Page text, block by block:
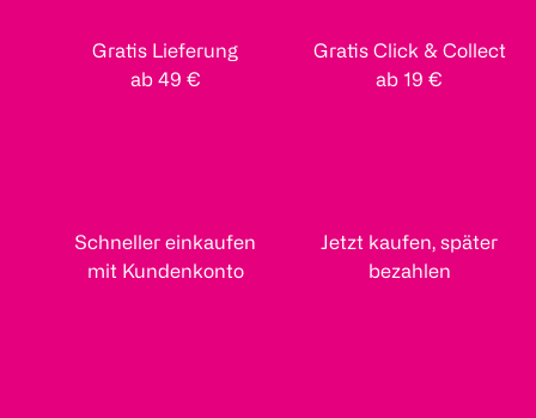
Gratis Lieferung
ab 49 €
Gratis Click & Collect
ab 19 €
Schneller einkaufen
mit Kundenkonto
Jetzt kaufen, später
bezahlen